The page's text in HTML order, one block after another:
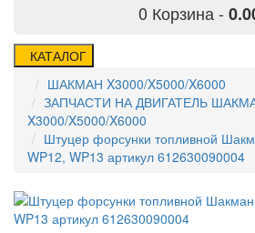
0 Корзина -
КАТАЛОГ
ШАКМАН X3000/X5000/X6000
ЗАПЧАСТИ НА ДВИГАТЕЛЬ
X3000/X5000/X6000
Штуцер форсунки топливной
WP12, WP13 артикул 612630090004